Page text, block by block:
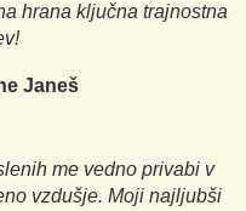
hrana ključna trajnostna
Janeš
me vedno privabi v
vzdušje. Moji najljubši